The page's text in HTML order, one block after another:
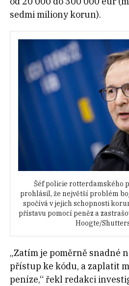
sedmi miliony korun).
Šéf policie rotterdamského
prohlásil, že největší problém
spočívá v jejich schopnosti
přístavu pomocí peněz a
Hoogte/
„Zatím je poměrně snadné
přístup ke kódu, a zaplatit
peníze,“ řekl redakci